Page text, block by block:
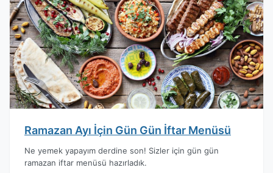
Ramazan Ayı İçin Gün Gün İftar Menüsü
Ne yemek yapayım derdine son! Sizler için gün gün
ramazan iftar menüsü hazırladık.